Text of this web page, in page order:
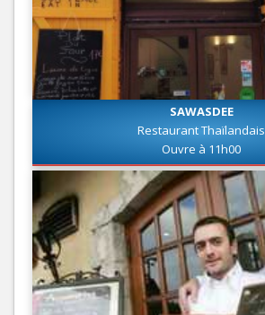
SAWASDEE
Restaurant Thaïlandais
Ouvre à 11h00